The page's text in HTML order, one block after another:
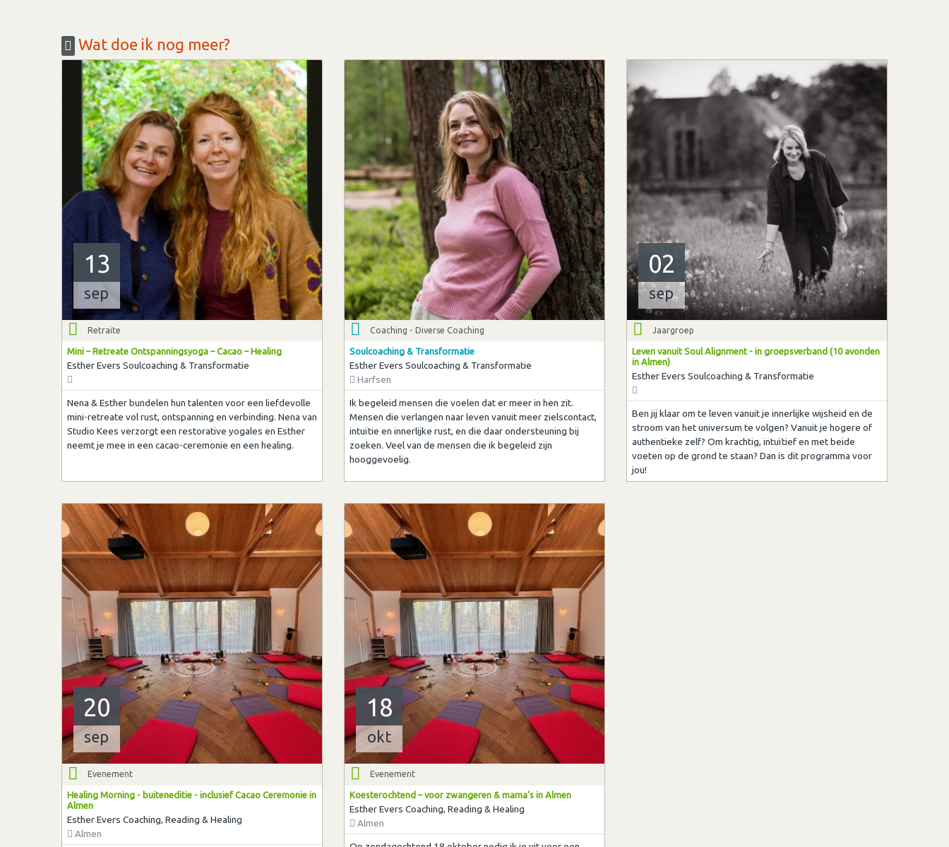
Wat doe ik nog meer?
13
sep
Retraite
Mini – Retreate Ontspanningsyoga – Cacao – Healing
Esther Evers Soulcoaching & Transformatie
Nena & Esther bundelen hun talenten voor een liefdevolle
mini-retreate vol rust, ontspanning en verbinding. Nena van
Studio Kees verzorgt een restorative yogales en Esther
neemt je mee in een cacao-ceremonie en een healing.
Coaching - Diverse Coaching
Soulcoaching & Transformatie
Esther Evers Soulcoaching & Transformatie
Harfsen
Ik begeleid mensen die voelen dat er meer in hen zit.
Mensen die verlangen naar leven vanuit meer zielscontact,
intuïtie en innerlijke rust, en die daar ondersteuning bij
zoeken. Veel van de mensen die ik begeleid zijn
hooggevoelig.
02
sep
Jaargroep
Leven vanuit Soul Alignment - in groepsverband (10 avonden
in Almen)
Esther Evers Soulcoaching & Transformatie
Ben jij klaar om te leven vanuit je innerlijke wijsheid en de
stroom van het universum te volgen? Vanuit je hogere of
authentieke zelf? Om krachtig, intuïtief en met beide
voeten op de grond te staan? Dan is dit programma voor
jou!
20
sep
Evenement
Healing Morning - buiteneditie - inclusief Cacao Ceremonie in
Almen
Esther Evers Coaching, Reading & Healing
Almen
18
okt
Evenement
Koesterochtend – voor zwangeren & mama’s in Almen
Esther Evers Coaching, Reading & Healing
Almen